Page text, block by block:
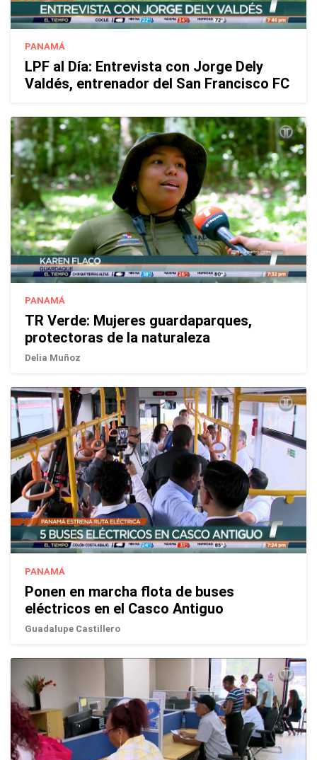
PANAMÁ
LPF al Día: Entrevista con Jorge Dely
Valdés, entrenador del San Francisco FC
PANAMÁ
TR Verde: Mujeres guardaparques,
protectoras de la naturaleza
Delia Muñoz
PANAMÁ
Ponen en marcha flota de buses
eléctricos en el Casco Antiguo
Guadalupe Castillero